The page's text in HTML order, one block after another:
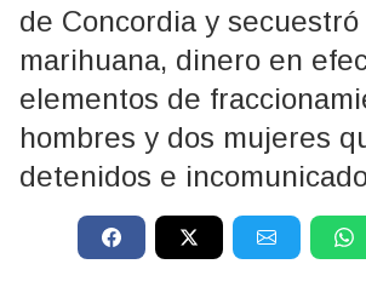
de Concordia y secuestró
marihuana, dinero en
elementos de
hombres y dos mujeres
detenidos e